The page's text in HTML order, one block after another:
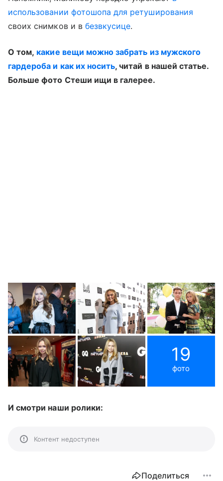
использовании фотошопа для ретуширования
своих снимков и в безвкусице.
О том, какие вещи можно забрать из мужского
гардероба и как их носить, читай в нашей статье.
Больше фото Стеши ищи в галерее.
19
фото
И смотри наши ролики:
Контент недоступен
Поделиться